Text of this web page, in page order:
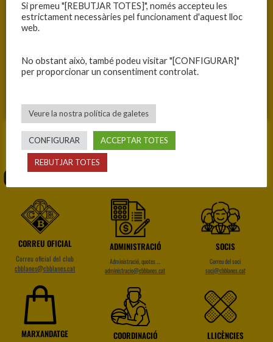
Conservació: Mentre duri el consentiment prestat.
Base legal:
Cessions: Cap.
Transferències internacionals: No previstes.
Consulteu la nostrapolítica de privadesa
CORREUS DEL CLUB
CORREU OFICIAL
Correu oficial del club
cbblanes@cbblanes.cat
MARXANDATGE
ADMINISTRACIÓ
Administració, quotes ...
administracio@cbblanes.cat
COORDINACIÓ
SOCIS
Correu del soci
soci@cbblanes.cat
LLICÈNCIES
Si premeu "[REBUTJAR TOTES]", només accepteu les
estrictament necessàries pel funcionament d'aquest lloc
web.
No obstant això, també podeu visitar "[CONFIGURAR]"
per proporcionar un consentiment controlat.
Veure la nostra política de galetes
CONFIGURAR ACCEPTAR TOTES
REBUTJAR TOTES